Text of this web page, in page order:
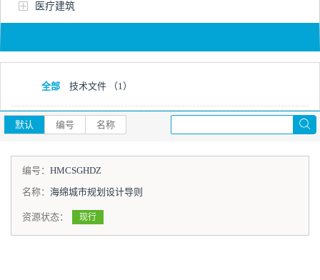
医疗建筑
全部 技术文件 （1）
默认 编号 名称
编号： HMCSGHDZ
名称： 海绵城市规划设计导则
资源状态： 现行